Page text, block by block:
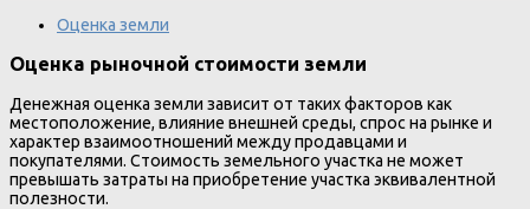
Оценка земли
Оценка рыночной стоимости земли
Денежная оценка земли зависит от таких факторов как
местоположение, влияние внешней среды, спрос на рынке и
характер взаимоотношений между продавцами и
покупателями. Стоимость земельного участка не может
превышать затраты на приобретение участка эквивалентной
полезности.